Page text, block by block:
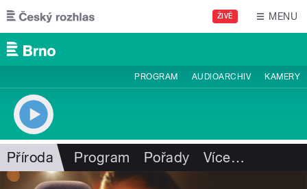
Přejít k hlavnímu obsahu
ŽIVĚ MENU
PROGRAM AUDIOARCHIV KAMERY
Příroda Program Pořady Více…